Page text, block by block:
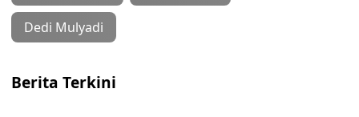
Dedi Mulyadi
Berita Terkini